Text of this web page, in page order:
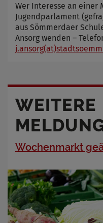
Wer Interesse an
Jugendparlament
aus Sömmerdaer
Ansorg wenden –
WEITERE
Wochenmarkt